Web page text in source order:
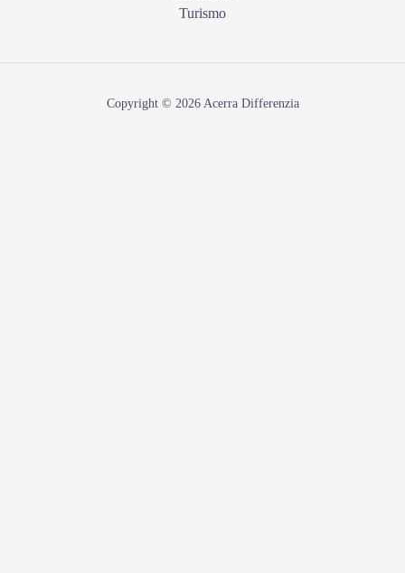
Turismo
Copyright © 2026 Acerra Differenzia